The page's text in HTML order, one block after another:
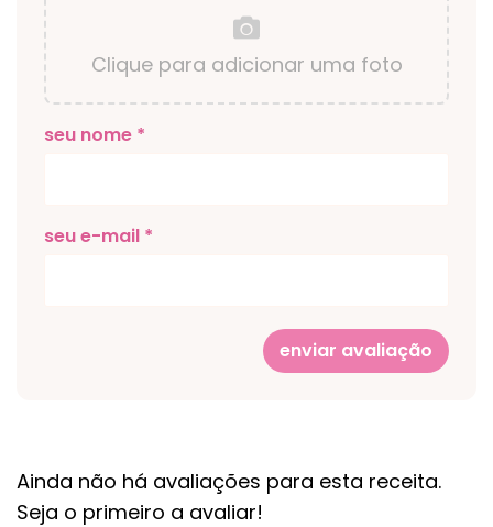
Clique para adicionar uma foto
seu nome *
seu e-mail *
enviar avaliação
Ainda não há avaliações para esta receita.
Seja o primeiro a avaliar!